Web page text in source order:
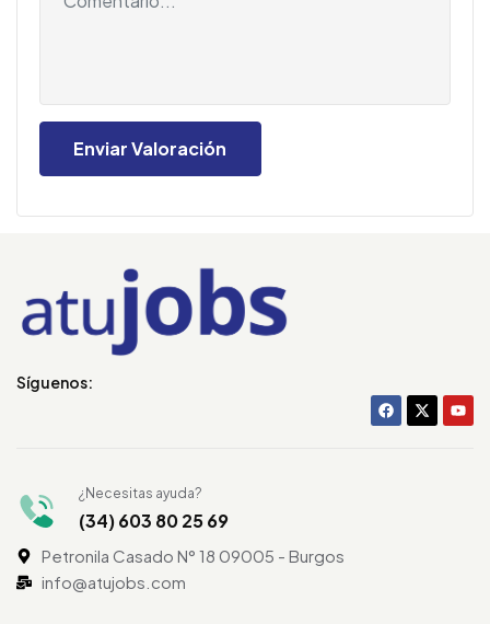
Síguenos:
¿Necesitas ayuda?
(34) 603 80 25 69
Petronila Casado N° 18 09005 - Burgos
info@atujobs.com